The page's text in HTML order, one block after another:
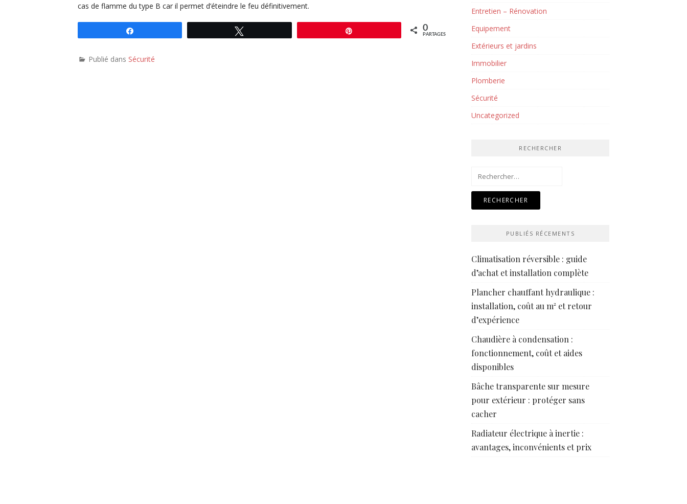
cas de flamme du type B car il permet d’éteindre le feu définitivement.
0
PARTAGES
Publié dans Sécurité
Entretien – Rénovation
Equipement
Extérieurs et jardins
Immobilier
Plomberie
Sécurité
Uncategorized
RECHERCHER
Rechercher :
PUBLIÉS RÉCEMENTS
Climatisation réversible : guide
d’achat et installation complète
Plancher chauffant hydraulique :
installation, coût au m² et retour
d’expérience
Chaudière à condensation :
fonctionnement, coût et aides
disponibles
Bâche transparente sur mesure
pour extérieur : protéger sans
cacher
Radiateur électrique à inertie :
avantages, inconvénients et prix